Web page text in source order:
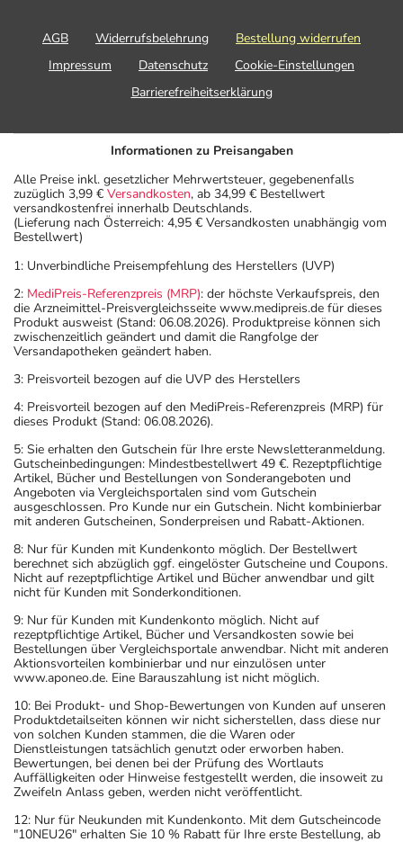
individuell abstimmt, sollten Sie das Arzneimittel daher
nach seinen Anweisungen anwenden.
Lagerung vor Anbruch
Das Arzneimittel muss im Dunkeln (z.B. im Umkarton)
aufbewahrt werden.
Aufbewahrung nach Anbruch oder Zubereitung
Das Arzneimittel ist nach Anbruch/Zubereitung nur zur
einmaligen Anwendung vorgesehen. Reste müssen
verworfen werden!
Wichtige Hinweise
Was sollten Sie beachten?
- Vorsicht: Das Reaktionsvermögen kann auch bei
bestimmungsgemäßem Gebrauch beeinträchtigt sein.
Achten Sie vor allem darauf, wenn Sie am Straßenverkehr
teilnehmen oder Maschinen (auch im Haushalt) bedienen,
mit denen Sie sich verletzen können.
- Bei Nichteinhaltung des Behandlungsplans sind z.T.
schwerwiegende Nebenwirkungen möglich. Eine
Überwachung der sachgemäßen Anwendung durch Dritte
ist bei gefährdeten Personen notwendig.
- Es kann Arzneimittel geben, mit denen
Wechselwirkungen auftreten. Sie sollten deswegen
generell vor der Behandlung mit einem neuen
Arzneimittel jedes andere, das Sie bereits anwenden,
dem Arzt oder Apotheker angeben. Das gilt auch für
Arzneimittel, die Sie selbst kaufen, nur gelegentlich
anwenden oder deren Anwendung schon einige Zeit
zurückliegt.
Bitte verwenden Sie dieses Arzneimittel nicht mehr nach
dem auf der Packung oder der Umverpackung
angegebenen Verfallsdatum. Das Verfallsdatum bezieht
AGB Widerrufsbelehrung
Bestellung widerrufen
Impressum
Datenschutz
Cookie-Einstellungen
Barrierefreiheitserklärung
Informationen zu Preisangaben
Alle Preise inkl. gesetzlicher Mehrwertsteuer, gegebenenfalls
zuzüglich 3,99 € Versandkosten, ab 34,99 € Bestellwert
versandkostenfrei innerhalb Deutschlands.
(Lieferung nach Österreich: 4,95 € Versandkosten unabhängig vom
Bestellwert)
1: Unverbindliche Preisempfehlung des Herstellers (UVP)
2: MediPreis-Referenzpreis (MRP): der höchste Verkaufspreis, den
die Arzneimittel-Preisvergleichsseite www.medipreis.de für dieses
Produkt ausweist (Stand: 06.08.2026). Produktpreise können sich
zwischenzeitlich geändert und damit die Rangfolge der
Versandapotheken geändert haben.
3: Preisvorteil bezogen auf die UVP des Herstellers
4: Preisvorteil bezogen auf den MediPreis-Referenzpreis (MRP) für
dieses Produkt (Stand: 06.08.2026).
5: Sie erhalten den Gutschein für Ihre erste Newsletteranmeldung.
Gutscheinbedingungen: Mindestbestellwert 49 €. Rezeptpflichtige
Artikel, Bücher und Bestellungen von Sonderangeboten und
Angeboten via Vergleichsportalen sind vom Gutschein
ausgeschlossen. Pro Kunde nur ein Gutschein. Nicht kombinierbar
mit anderen Gutscheinen, Sonderpreisen und Rabatt-Aktionen.
8: Nur für Kunden mit Kundenkonto möglich. Der Bestellwert
berechnet sich abzüglich ggf. eingelöster Gutscheine und Coupons.
Nicht auf rezeptpflichtige Artikel und Bücher anwendbar und gilt
nicht für Kunden mit Sonderkonditionen.
9: Nur für Kunden mit Kundenkonto möglich. Nicht auf
rezeptpflichtige Artikel, Bücher und Versandkosten sowie bei
Bestellungen über Vergleichsportale anwendbar. Nicht mit anderen
Aktionsvorteilen kombinierbar und nur einzulösen unter
www.aponeo.de. Eine Barauszahlung ist nicht möglich.
10: Bei Produkt- und Shop-Bewertungen von Kunden auf unseren
Produktdetailseiten können wir nicht sicherstellen, dass diese nur
von solchen Kunden stammen, die die Waren oder
Dienstleistungen tatsächlich genutzt oder erworben haben.
Bewertungen, bei denen bei der Prüfung des Wortlauts
Auffälligkeiten oder Hinweise festgestellt werden, die insoweit zu
Zweifeln Anlass geben, werden nicht veröffentlicht.
12: Nur für Neukunden mit Kundenkonto. Mit dem Gutscheincode
"10NEU26" erhalten Sie 10 % Rabatt für Ihre erste Bestellung, ab